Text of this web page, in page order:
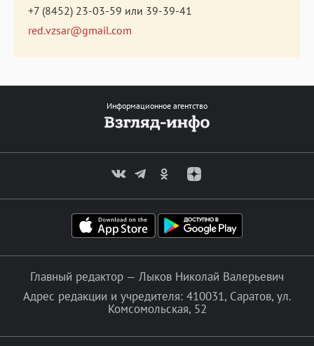
+7 (8452) 23-03-59 или 39-39-41
red.vzsar@gmail.com
Информационное агентство
Главный редактор — Лыков Николай Валерьевич
Адрес редакции и учредителя: 410031, Саратов, ул.
Комсомольская, 52